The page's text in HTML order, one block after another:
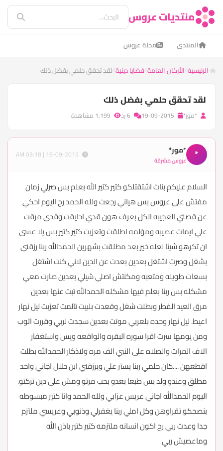
منتديات عروس
المنتدى مجلة عروس
الرئيسية الأركان العامة قضايا دينية لقد تحقق حلمي بفضل ذلك
لقد تحقق حلمي بفضل ذلك
*مور*
* *مور*
عروس مشرقة
السلام عليكم بنات اشتقتلكو كتير كتير الله بعلم بس صرلي زمان
مفتش على عروس بس هياني رجعت ولله الحمد رح اليوم احكي
عن قصتي العجيبه الكل بعرف هون قدي ادايقت وقدي مرقت
علي ايمات عصيبه ومؤلمه اطلقت وتعزبت كتير كتير بس يلا عسى
ان تكرهو شيئا لعله خير بعد مطلقت بشهرين الحمدالله ربنا رزقني
بشغل وصرت اشتغل بعدين بعدت عن الدين لاني كنت اشتغل
بسعات طويله ومتعبه ومكنتش اصلي شيلي بعدين صارت معي
مشكله بس ربنا بعلم فيها مشكله الحمدالله تبت عنها بعدين
مرق العيد الفطر وبطلت شغل وقعدت بلبيت تالمت تعزبت ليل نهار
اعيط. ليل نهار وحده بلعربي موتت بعدين سجدت لربي وقررت اتوب
ومن يومها سرت اقرا سوره البقره والواقعه ويس واستغفار
الاف المرات والصلاه على النبي الف مره ولاذكار الحمدالله بطلت
اقطعهن ....كان حلمي ربنا يستر علي ويرزقني ابن حلال اجاني واحد
مطلق وعندو ولد بس طبعا بعدو بحب مرتو ومش على دين تركتو.
اليوم الحمدالله اجاني عريس عزابي ولله الحمد وانا كتير مبسوطه
بنصحكو تقراوهن وكل املي ربنا يغفرلي وذنوبي وعريسي ملتزم
جدا وعدت ربي رح اكون انسانه ملتزمه كتير كتير باذن الله
وماعصيش ربي